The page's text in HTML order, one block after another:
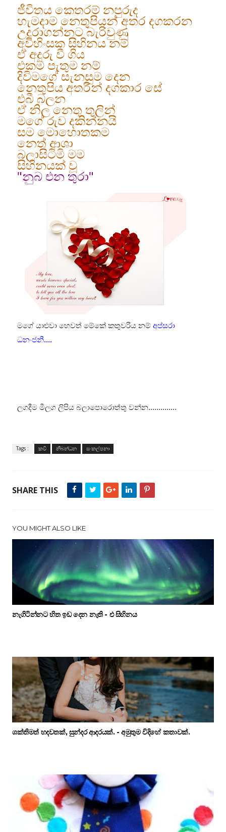
ජීවිතය කෙතරම් නපුරුද
හැමදාම නෙතුපියන් අතර දගකරන
උදුරාගන්නට බැරිවුණු
අවිහිංසක සිහිනය නම්
ඒ අදුරු වී ගිය
එකම පැතුම නම්
දිවිමගේ සැනසුම දෙන
නෙතුපිය අතරින් දගකාර සේ
එබී බලන
ඒ නිල නෙතු තුලින්
මගේ රුව දකින්නයි
සම මොහොතකම
නෙත් ආශා
බලාසිටිමි මම
සිහිනයක් වූ
"නුබ එන තුරා"
මගේ යාළුවා හෙවත් මේකේ කතුවරිය නම් අප්සරා
ධනංජනී....
ලගදීම මීලග ලිපිය බලාපොරොත්තු වන්න..............
Tags : කවි නිබන්ධන සංකල්පනා
SHARE THIS
YOU MIGHT ALSO LIKE
නැගිටින්නට හිත ඉඩ දෙන නැති - එ සිහිනය
ශක්තිමත් හදවතක්, සුන්දර ආදරයක්. - අමුතුම විදිහේ කතාවක්.